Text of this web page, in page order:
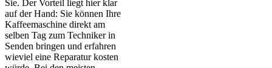
Sie. Der Vorteil liegt hier klar
auf der Hand: Sie können Ihre
Kaffeemaschine direkt am
selben Tag zum Techniker in
Senden bringen und erfahren
wieviel eine Reparatur kosten